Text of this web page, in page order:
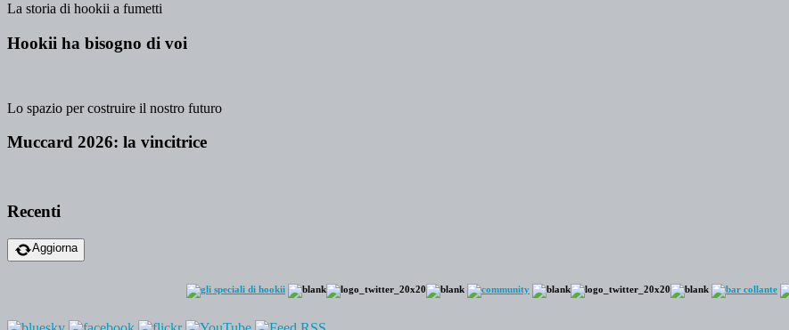
La storia di hookii a fumetti
Hookii ha bisogno di voi
Lo spazio per costruire il nostro futuro
Muccard 2026: la vincitrice
Recenti
Aggiorna